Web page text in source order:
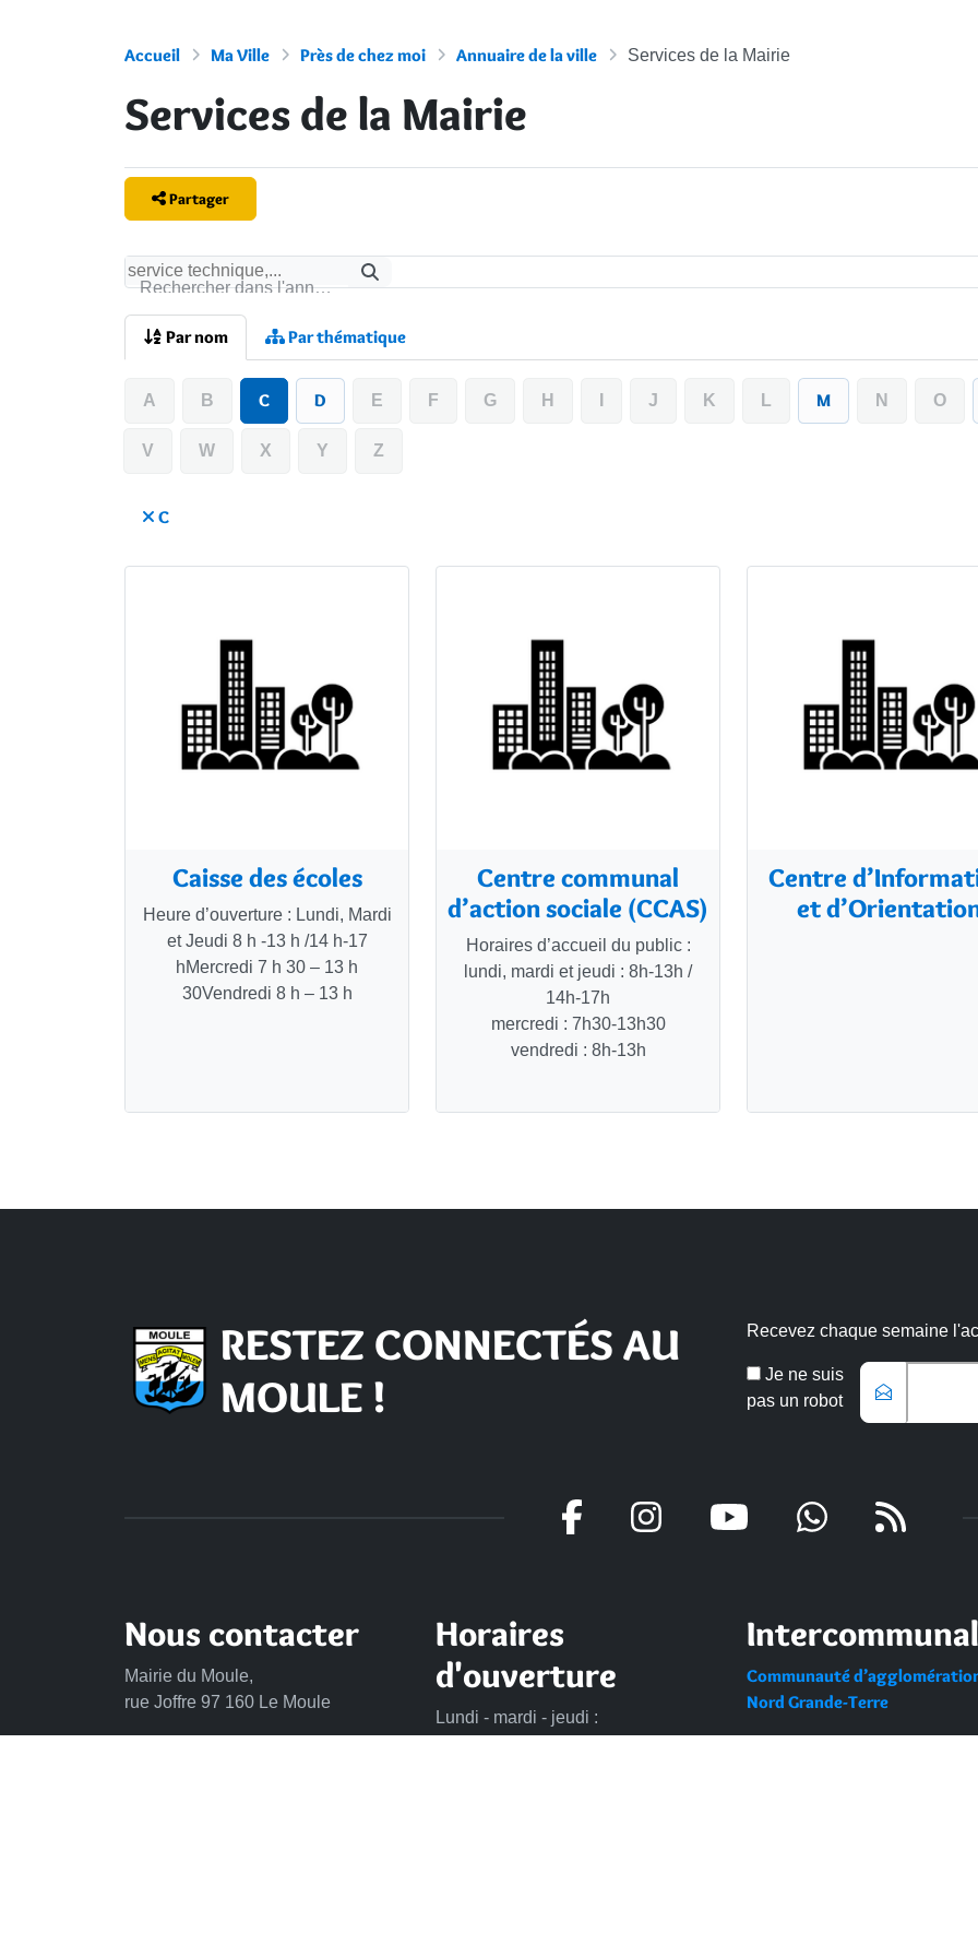
Accueil Ma Ville Près de chez moi Annuaire de la ville Services de la Mairie
Services de la Mairie
Partager
Rechercher dans l'annuaire Rechercher
Par nom Par thématique
A B C D E F G H J K L M N O
V W X Y Z
C
Caisse des écoles
Heure d’ouverture : Lundi, Mardi
et Jeudi 8 h -13 h /14 h-17
hMercredi 7 h 30 – 13 h
30Vendredi 8 h – 13 h
Centre communal
d’action sociale (CCAS)
Horaires d’accueil du public :
lundi, mardi et jeudi : 8h-13h /
14h-17h
mercredi : 7h30-13h30
vendredi : 8h-13h
Centre
et
RESTEZ CONNECTÉS AU
MOULE !
Recevez chaque semaine
Je ne suis
pas un robot
Veuillez laisser
Email
Nous contacter
Mairie du Moule,
rue Joffre 97 160 Le Moule
Horaires
d'ouverture
Lundi - mardi - jeudi :
Communauté
Nord Grande-Terre